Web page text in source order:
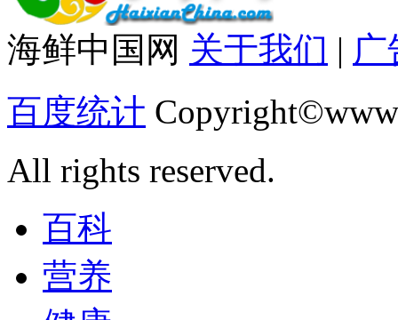
海鲜中国网 关于我们 | 广
百度统计
All rights reserved.
百科
营养